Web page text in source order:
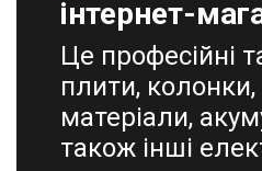
Пили для обрізки гілок
Туристичні плити та
Товари та послуги
інтернет-
Це професійні
плити, колонки,
матеріали,
також інші